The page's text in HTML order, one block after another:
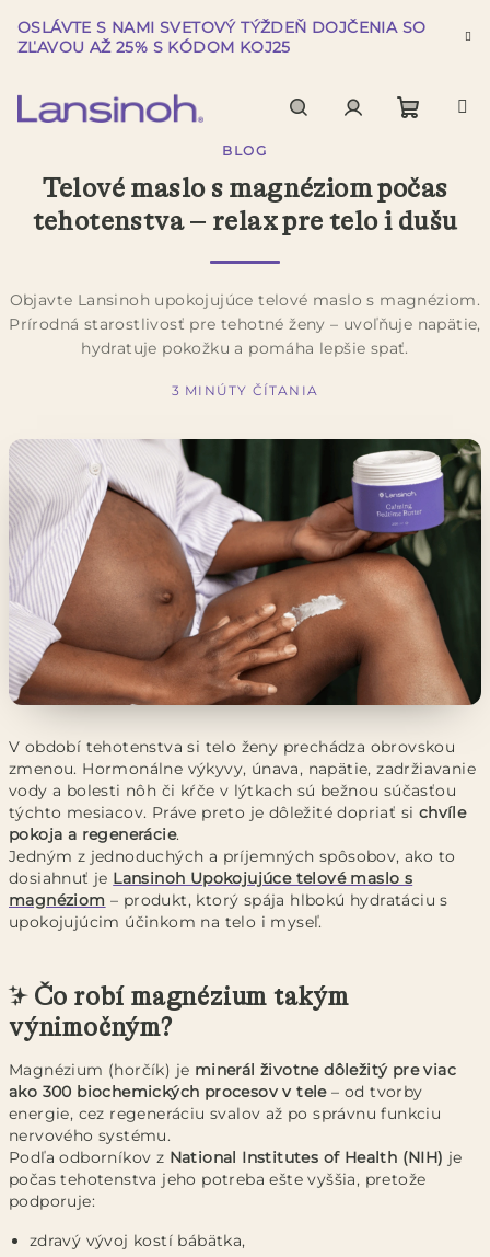
na
obsah
OSLÁVTE S NAMI SVETOVÝ TÝŽDEŇ DOJČENIA SO
ZĽAVOU AŽ 25% S KÓDOM KOJ25
košík
BLOG
Telové maslo s magnéziom počas
tehotenstva – relax pre telo i dušu
Objavte Lansinoh upokojujúce telové maslo s magnéziom.
Prírodná starostlivosť pre tehotné ženy – uvoľňuje napätie,
hydratuje pokožku a pomáha lepšie spať.
3 MINÚTY ČÍTANIA
V období tehotenstva si telo ženy prechádza obrovskou
zmenou. Hormonálne výkyvy, únava, napätie, zadržiavanie
vody a bolesti nôh či kŕče v lýtkach sú bežnou súčasťou
týchto mesiacov. Práve preto je dôležité dopriať si chvíle
pokoja a regenerácie.
Jedným z jednoduchých a príjemných spôsobov, ako to
dosiahnuť je Lansinoh Upokojujúce telové maslo s
magnéziom – produkt, ktorý spája hlbokú hydratáciu s
upokojujúcim účinkom na telo i myseľ.
✨ Čo robí magnézium takým
výnimočným?
Magnézium (horčík) je minerál životne dôležitý pre viac
ako 300 biochemických procesov v tele– od tvorby
energie, cez regeneráciu svalov až po správnu funkciu
nervového systému.
Podľa odborníkov z National Institutes of Health (NIH) je
počas tehotenstva jeho potreba ešte vyššia, pretože
podporuje:
zdravý vývoj kostí bábätka,